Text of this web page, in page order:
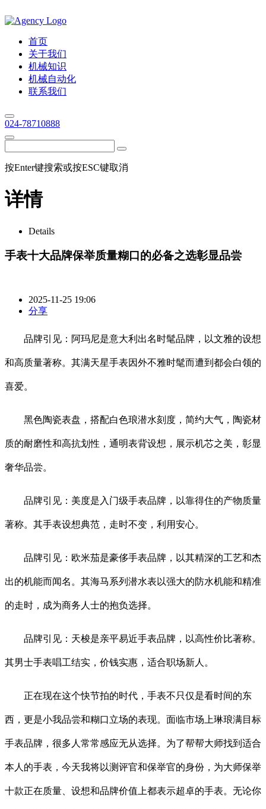
首页
关于我们
机械知识
机械自动化
联系我们
024-78710888
按Enter键搜索或按ESC键取消
详情
Details
手表十大品牌保举质量糊口的必备之选彰显品尝
2025-11-25 19:06
分享
品牌引见：阿玛尼是意大利出名时髦品牌，以文雅的设想
和高质量著称。其满天星手表因外不雅时髦而遭到都会白领的
喜爱。
黑色陶瓷表盘，搭配白色琅潜水刻度，简约大气，陶瓷材
质的耐磨性和高抗划性，通明表背设想，展示机芯之美，彰显
奢华品尝。
品牌引见：美度是入门级手表品牌，以靠得住的产物质量
著称。其手表设想典范，走时不变，利用安心。
品牌引见：欧米茄是豪侈手表品牌，以其精深的工艺和杰
出的机能而闻名。其海马系列潜水表以强大的防水机能和精准
的走时，成为商务人士的抱负选择。
品牌引见：天梭是亲平易近手表品牌，以高性价比著称。
其男士手表唱工结实，价钱实惠，适合职场新人。
正在现在这个快节拍的时代，手表不只仅是看时间的东
西，更是小我品尝和糊口立场的表现。面临市场上琳琅满目标
手表品牌，很多人常常感应无从选择。为了帮帮大师找到适合
本人的手表，今天我将以测评官和保举官的身份，为大师保举
十款正在质量、设想和品牌价值上都表示超卓的手表。无论你